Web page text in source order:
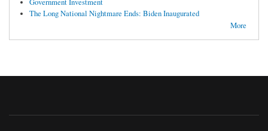
The Long National Nightmare Ends: Biden Inaugurated
More